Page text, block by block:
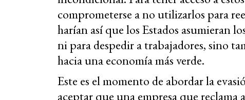
comprometerse a no utilizarlos para
harían así que los Estados asumieran
ni para despedir a trabajadores, sino
hacia una economía más verde.
Este es el momento de abordar la
aceptar que una empresa que